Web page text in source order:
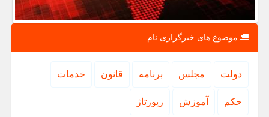
موضوع های خبرگزاری نام
دولت مجلس برنامه قانون خدمات
حكم آموزش رپورتاژ